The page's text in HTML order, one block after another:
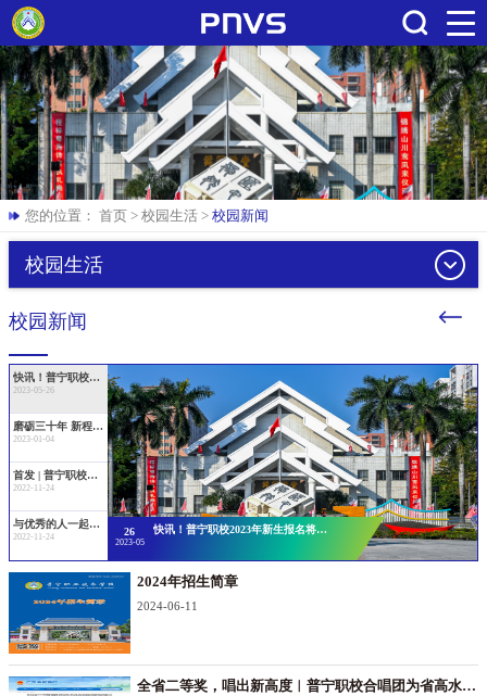
搜索
您的位置： 首页 > 校园生活 > 校园新闻
校园生活
校园新闻
快讯！普宁职校2023年新生报名将分批次进行！
2023-05-26
26
2023-05
快讯！普宁职校2023年新生报名将分批次进...
磨砺三十年 新程志更坚|普宁职校建校30周年发展大会奋取成功
2023-01-04
首发 | 普宁职校校友原创公益抗疫歌曲《凝聚》温情上线
2022-11-24
与优秀的人一起变得更优秀 | 菁英汇学习班第一期第六课圆满结束！
2022-11-24
2024年招生简章
2024-06-11
全省二等奖，唱出新高度︱普宁职校合唱团为省高水平